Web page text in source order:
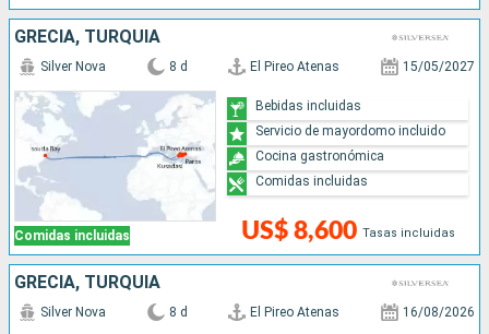
GRECIA, TURQUÍA
Comidas incluidas
Silver Nova 8 d El Pireo Atenas 15/05/2027
US$ 8,600 Tasas incluidas
Bebidas incluidas
Servicio de mayordomo incluido
Cocina gastronómica
Comidas incluidas
GRECIA, TURQUÍA
Silver Nova 8 d El Pireo Atenas 16/08/2026